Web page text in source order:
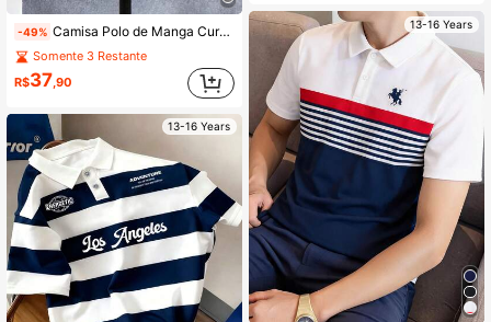
-49% Camisa Polo de Manga Curta com Decote em V para Adolescentes, Estilo Esportivo Casual, Design Clássico de Decote em V, Tecido Confortável, Múltiplas Cores Disponíveis
Somente 3 Restante
R$37,90
13-16 Years
13-16 Years